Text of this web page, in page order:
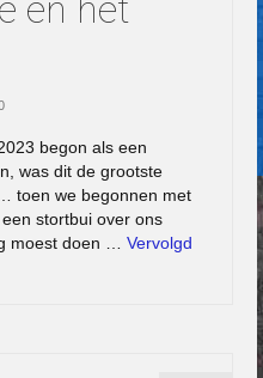
en het
begon als een
was dit de grootste
toen we begonnen met
stortbui over ons
moest doen … Vervolgd